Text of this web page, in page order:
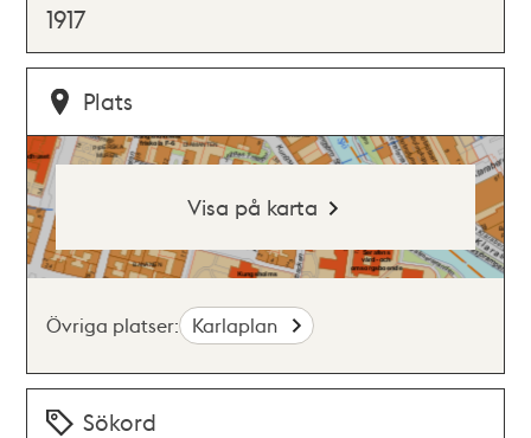
1917
Plats
Visa på karta
Övriga platser: Karlaplan
Sökord